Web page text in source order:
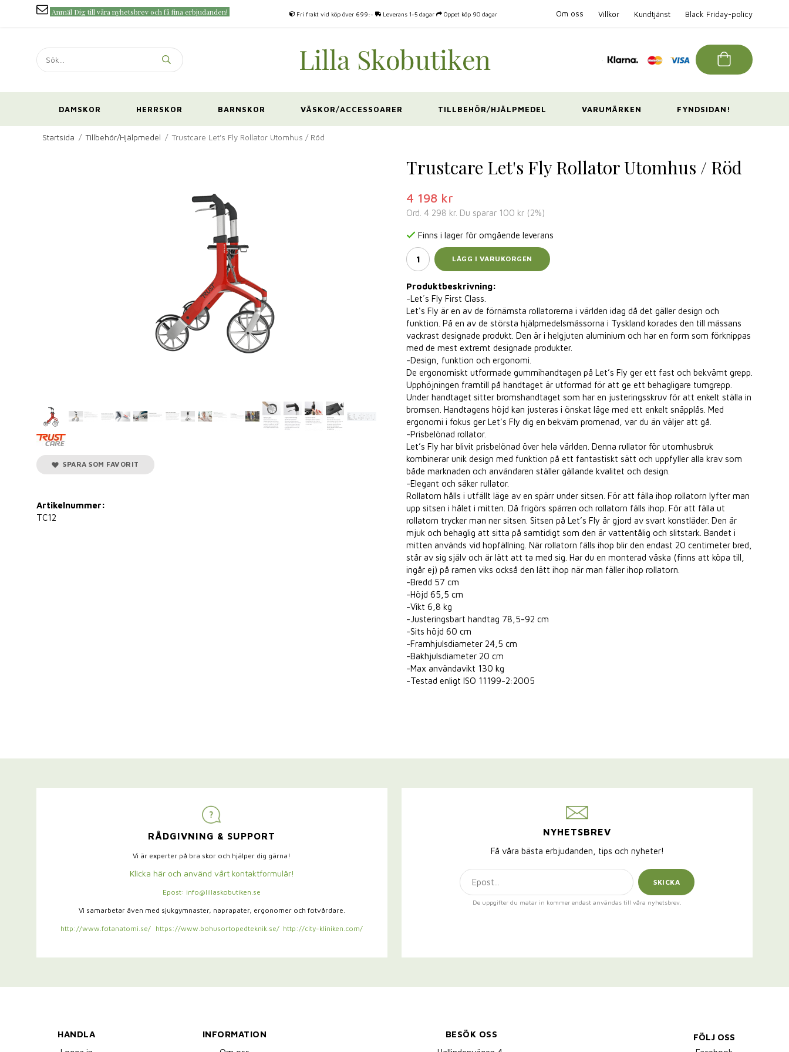
Anmäl Dig till våra nyhetsbrev och få fina erbjudanden! Fri frakt vid köp över 699:- Leverans 1-5 dagar Öppet köp 90 dagar Om oss Villkor Kundtjänst Black Friday-policy
DAMSKOR HERRSKOR BARNSKOR VÄSKOR/ACCESSOARER TILLBEHÖR/HJÄLPMEDEL VARUMÄRKEN FYNDSIDAN!
Startsida / Tillbehör/Hjälpmedel / Trustcare Let's Fly Rollator Utomhus / Röd
Trustcare Let's Fly Rollator Utomhus / Röd
4 198 kr
Ord. 4 298 kr. Du sparar 100 kr (2%)
Finns i lager för omgående leverans
LÄGG I VARUKORGEN
Produktbeskrivning:
-Let´s Fly First Class.
Let's Fly är en av de förnämsta rollatorerna i världen idag då det gäller design och
funktion. På en av de största hjälpmedelsmässorna i Tyskland korades den till mässans
vackrast designade produkt. Den är i helgjuten aluminium och har en form som förknippas
med de mest extremt designade produkter.
-Design, funktion och ergonomi.
De ergonomiskt utformade gummihandtagen på Let’s Fly ger ett fast och bekvämt grepp.
Upphöjningen framtill på handtaget är utformad för att ge ett behagligare tumgrepp.
Under handtaget sitter bromshandtaget som har en justeringsskruv för att enkelt ställa in
bromsen. Handtagens höjd kan justeras i önskat läge med ett enkelt snäpplås. Med
ergonomi i fokus ger Let's Fly dig en bekväm promenad, var du än väljer att gå.
-Prisbelönad rollator.
Let’s Fly har blivit prisbelönad över hela världen. Denna rullator för utomhusbruk
kombinerar unik design med funktion på ett fantastiskt sätt och uppfyller alla krav som
både marknaden och användaren ställer gällande kvalitet och design.
-Elegant och säker rullator.
Rollatorn hålls i utfällt läge av en spärr under sitsen. För att fälla ihop rollatorn lyfter man
upp sitsen i hålet i mitten. Då frigörs spärren och rollatorn fälls ihop. För att fälla ut
rollatorn trycker man ner sitsen. Sitsen på Let’s Fly är gjord av svart konstläder. Den är
mjuk och behaglig att sitta på samtidigt som den är vattentålig och slitstark. Bandet i
mitten används vid hopfällning. När rollatorn fälls ihop blir den endast 20 centimeter bred,
står av sig själv och är lätt att ta med sig. Har du en monterad väska (finns att köpa till,
ingår ej) på ramen viks också den lätt ihop när man fäller ihop rollatorn.
-Bredd 57 cm
-Höjd 65,5 cm
-Vikt 6,8 kg
-Justeringsbart handtag 78,5-92 cm
-Sits höjd 60 cm
-Framhjulsdiameter 24,5 cm
-Bakhjulsdiameter 20 cm
-Max användavikt 130 kg
-Testad enligt ISO 11199-2:2005
SPARA SOM FAVORIT
Artikelnummer:
TC12
RÅDGIVNING & SUPPORT
Vi är experter på bra skor och hjälper dig gärna!
Klicka här och använd vårt kontaktformulär!
Epost: info@lillaskobutiken.se
Vi samarbetar även med sjukgymnaster, naprapater, ergonomer och fotvårdare.
http://www.fotanatomi.se/ https://www.bohusortopedteknik.se/ http://city-kliniken.com/
NYHETSBREV
Få våra bästa erbjudanden, tips och nyheter!
SKICKA
De uppgifter du matar in kommer endast användas till våra nyhetsbrev.
HANDLA
INFORMATION
BESÖK OSS
FÖLJ OSS